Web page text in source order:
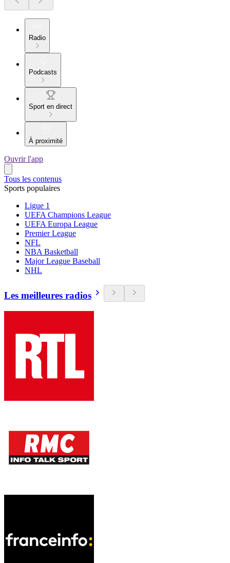
Radio
Podcasts
Sport en direct
À proximité
Ouvrir l'app
Tous les contenus
Sports populaires
Ligue 1
UEFA Champions League
UEFA Europa League
Premier League
NFL
NBA Basketball
Major League Baseball
NHL
Les meilleures radios